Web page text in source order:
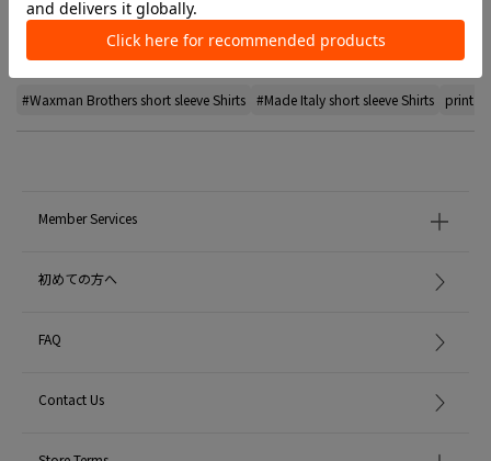
Related Tags
#Waxman Brothers short sleeve Shirts #Made Italy short sleeve Shirts print
Member Services
初めての方へ
FAQ
Contact Us